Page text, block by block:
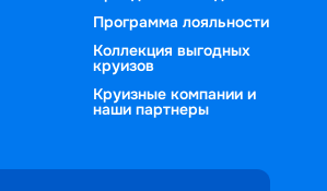
Программа лояльности
Коллекция выгодных
круизов
Круизные компании и
наши партнеры